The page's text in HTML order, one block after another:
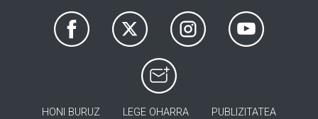
HONI BURUZ LEGE OHARRA PUBLIZITATEA